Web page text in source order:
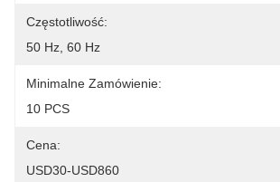
Częstotliwość:
50 Hz, 60 Hz
Minimalne Zamówienie:
10 PCS
Cena:
USD30-USD860